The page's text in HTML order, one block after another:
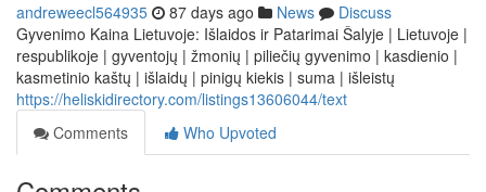
andreweecl564935 87 days ago News
Discuss
Gyvenimo Kaina Lietuvoje: Išlaidos ir Patarimai Šalyje | Lietuvoje |
respublikoje | gyventojų | žmonių | piliečių gyvenimo | kasdienio |
kasmetinio kaštų | išlaidų | pinigų kiekis | suma | išleistų
https://heliskidirectory.com/listings13606044/text
Comments
Who Upvoted